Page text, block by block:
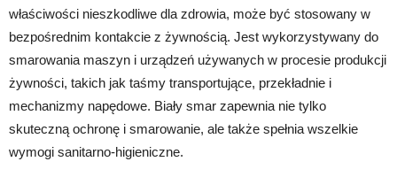
właściwości nieszkodliwe dla zdrowia, może być stosowany w
bezpośrednim kontakcie z żywnością. Jest wykorzystywany do
smarowania maszyn i urządzeń używanych w procesie produkcji
żywności, takich jak taśmy transportujące, przekładnie i
mechanizmy napędowe. Biały smar zapewnia nie tylko
skuteczną ochronę i smarowanie, ale także spełnia wszelkie
wymogi sanitarno-higieniczne.